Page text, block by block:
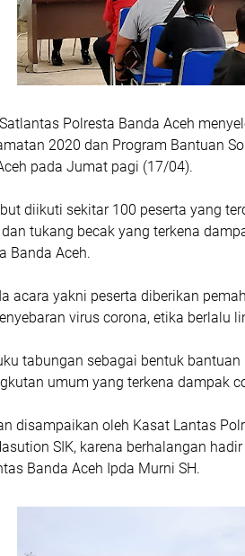
Polresta Banda Aceh
2020 dan Program Bantuan
pada Jumat pagi (17/04).
diikuti sekitar 100 peserta yang
tukang becak yang terkena
Banda Aceh.
acara yakni peserta diberikan
virus corona, etika berlalu
tabungan sebagai bentuk
umum yang terkena dampak
disampaikan oleh Kasat Lantas
SIK, karena berhalangan
Banda Aceh Ipda Murni SH.